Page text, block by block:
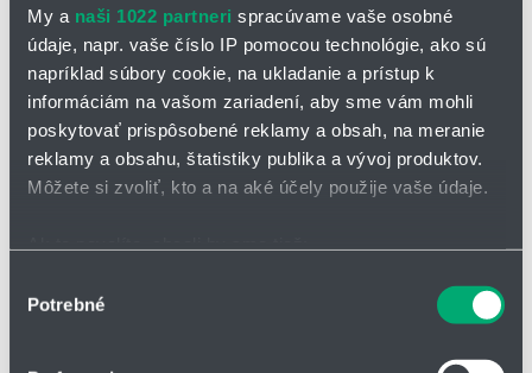
My a naši 1022 partneri spracúvame vaše osobné
údaje, napr. vaše číslo IP pomocou technológie, ako sú
napríklad súbory cookie, na ukladanie a prístup k
informáciám na vašom zariadení, aby sme vám mohli
poskytovať prispôsobené reklamy a obsah, na meranie
reklamy a obsahu, štatistiky publika a vývoj produktov.
Môžete si zvoliť, kto a na aké účely použije vaše údaje.
polohe s presnosťou na niekoľko metrov
súhlasu
Potrebné
stieračom, ktorý zvyšuje ochranu vozíka pred hrubými nečistotami.
Konštrukcia vozíka:úzky, prírubový
Hlavné výhody lineárneho vedenia HSV:
vysoká nosnosť a tuhosť
štvorcestné rovnomerné zaťaženie
vynikajúci pomer cena/výkon
Doplnkový sortiment pre lineárne vedenia HSV: